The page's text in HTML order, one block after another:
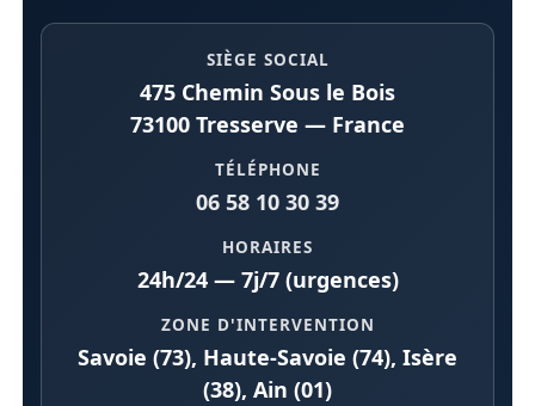
SIÈGE SOCIAL
475 Chemin Sous le Bois
73100 Tresserve — France
TÉLÉPHONE
06 58 10 30 39
HORAIRES
24h/24 — 7j/7 (urgences)
ZONE D'INTERVENTION
Savoie (73), Haute-Savoie (74), Isère
(38), Ain (01)